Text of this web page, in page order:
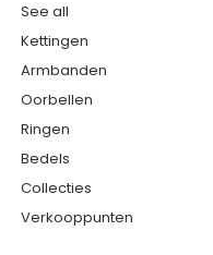
See all
Kettingen
Armbanden
Oorbellen
Ringen
Bedels
Collecties
Verkooppunten